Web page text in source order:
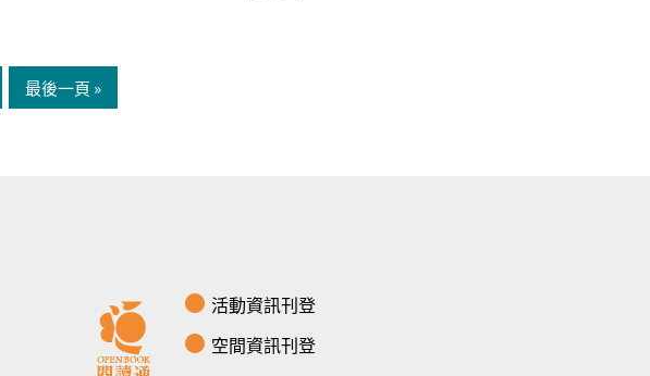
最後一頁 »
活動資訊刊登
空間資訊刊登